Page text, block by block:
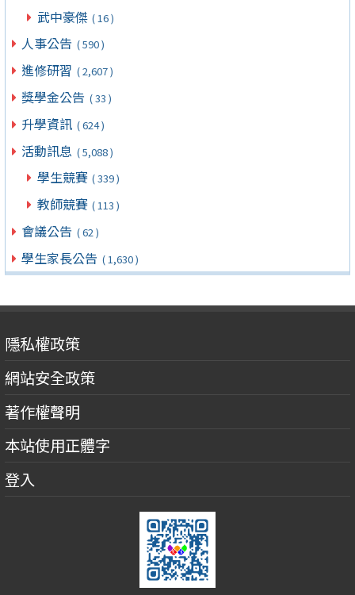
武中豪傑 ( 16 )
人事公告 ( 590 )
進修研習 ( 2,607 )
獎學金公告 ( 33 )
升學資訊 ( 624 )
活動訊息 ( 5,088 )
學生競賽 ( 339 )
教師競賽 ( 113 )
會議公告 ( 62 )
學生家長公告 ( 1,630 )
隱私權政策
網站安全政策
著作權聲明
本站使用正體字
登入